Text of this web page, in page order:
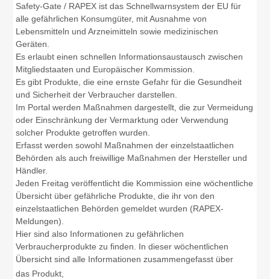
Safety-Gate / RAPEX ist das Schnellwarnsystem der EU für
alle gefährlichen Konsumgüter, mit Ausnahme von
Lebensmitteln und Arzneimitteln sowie medizinischen
Geräten.
Es erlaubt einen schnellen Informationsaustausch zwischen
Mitgliedstaaten und Europäischer Kommission.
Es gibt Produkte, die eine ernste Gefahr für die Gesundheit
und Sicherheit der Verbraucher darstellen.
Im Portal werden Maßnahmen dargestellt, die zur Vermeidung
oder Einschränkung der Vermarktung oder Verwendung
solcher Produkte getroffen wurden.
Erfasst werden sowohl Maßnahmen der einzelstaatlichen
Behörden als auch freiwillige Maßnahmen der Hersteller und
Händler.
Jeden Freitag veröffentlicht die Kommission eine wöchentliche
Übersicht über gefährliche Produkte, die ihr von den
einzelstaatlichen Behörden gemeldet wurden (RAPEX-
Meldungen).
Hier sind also Informationen zu gefährlichen
Verbraucherprodukte zu finden. In dieser wöchentlichen
Übersicht sind alle Informationen zusammengefasst über
das Produkt,